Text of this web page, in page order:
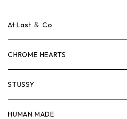
ロンTEE
スウェット/ニット
シャツ
ジャケット
Tシャツ
ロンTEE
スウェット/ニット
シャツ
At Last ＆ Co
Tシャツ
ロンTEE
スウェット/ニット
CHROME HEARTS
Tシャツ
ロンTEE
STUSSY
Tシャツ
HUMAN MADE